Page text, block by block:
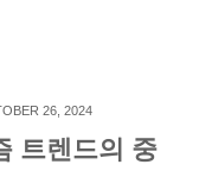
26, 2024
트렌드의 중